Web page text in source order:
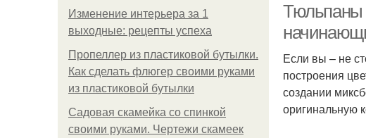
Изменение интерьера за 1
выходные: рецепты успеха
Пропеллер из пластиковой бутылки.
Как сделать флюгер своими руками
из пластиковой бутылки
Садовая скамейка со спинкой
своими руками. Чертежи скамеек
Тюльпаны
Если вы – не
построения
создании
оригинальную